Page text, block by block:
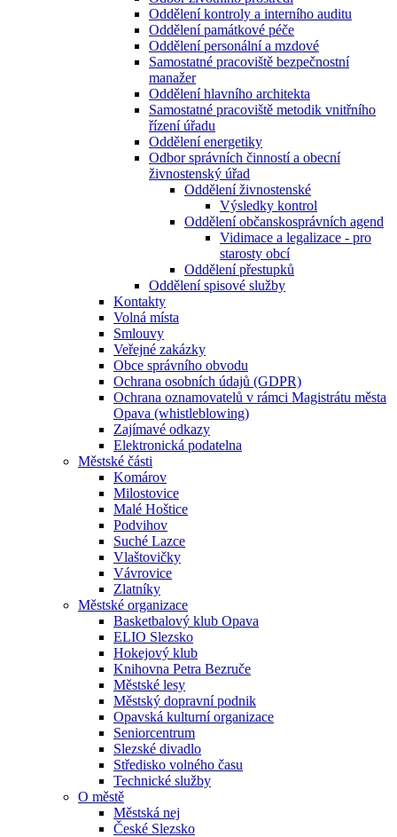
Oddělení kontroly a interního auditu
Oddělení památkové péče
Oddělení personální a mzdové
Samostatné pracoviště bezpečnostní
manažer
Oddělení hlavního architekta
Samostatné pracoviště metodik vnitřního
řízení úřadu
Oddělení energetiky
Odbor správních činností a obecní
živnostenský úřad
Oddělení živnostenské
Výsledky kontrol
Oddělení občanskosprávních agend
Vidimace a legalizace - pro
starosty obcí
Oddělení přestupků
Oddělení spisové služby
Kontakty
Volná místa
Smlouvy
Veřejné zakázky
Obce správního obvodu
Ochrana osobních údajů (GDPR)
Ochrana oznamovatelů v rámci Magistrátu města
Opava (whistleblowing)
Zajímavé odkazy
Elektronická podatelna
Městské části
Komárov
Milostovice
Malé Hoštice
Podvihov
Suché Lazce
Vlaštovičky
Vávrovice
Zlatníky
Městské organizace
Basketbalový klub Opava
ELIO Slezsko
Hokejový klub
Knihovna Petra Bezruče
Městské lesy
Městský dopravní podnik
Opavská kulturní organizace
Seniorcentrum
Slezské divadlo
Středisko volného času
Technické služby
O městě
Městská nej
České Slezsko